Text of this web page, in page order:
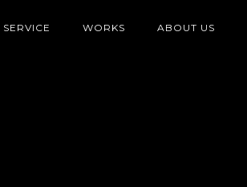
SERVICE WORKS ABOUT US